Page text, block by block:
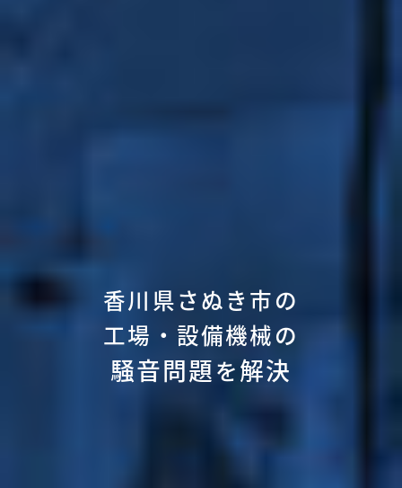
香川県さぬき市の
工場・設備機械の
騒音問題を解決